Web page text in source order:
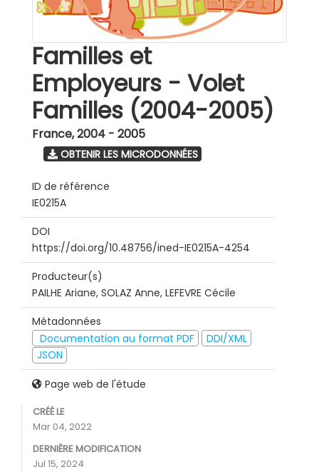
Familles et
Employeurs - Volet
Familles (2004-2005)
France,2004 - 2005
OBTENIR LES MICRODONNÉES
ID de référence
IE0215A
DOI
https://doi.org/10.48756/ined-IE0215A-4254
Producteur(s)
PAILHE Ariane, SOLAZ Anne, LEFEVRE Cécile
Métadonnées
Documentation au format PDF
DDI/XML
JSON
Page web de l'étude
CRÉÉ LE
Mar 04, 2022
DERNIÈRE MODIFICATION
Jul 15, 2024